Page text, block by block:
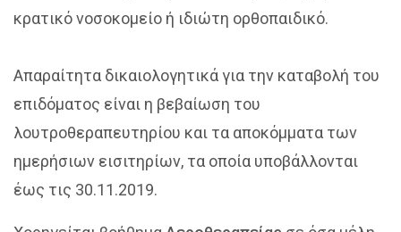
κρατικό νοσοκομείο ή ιδιώτη ορθοπαιδικό.
Απαραίτητα δικαιολογητικά για την καταβολή του
επιδόματος είναι η βεβαίωση του
λουτροθεραπευτηρίου και τα αποκόμματα των
ημερήσιων εισιτηρίων, τα οποία υποβάλλονται
έως τις 30.11.2019.